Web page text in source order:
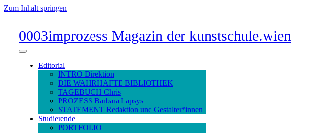
Zum Inhalt springen
0003improzess Magazin der kunstschule.wien
Menü
umschaltenEditorial
INTRO Direktion
DIE WAHRHAFTE BIBLIOTHEK
TAGEBUCH Chris
PROZESS Barbara Lapsys
STATEMENT Redaktion und Gestalter*innen
Studierende
PORTFOLIO